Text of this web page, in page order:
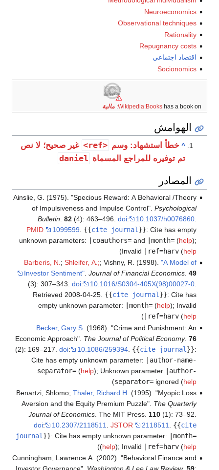
Neuroeconomics
Observational techniques
Rationality
Repugnancy costs
اقتصاد اجتماعي
Socionomics
Wikipedia:Bookshas a book on: مالية
الهوامش
^ خطأ استشهاد: وسم <ref>
غير صحيح؛ لا نص
تم توفيره للمراجع المسماة daniel
المصادر
Ainslie, G. (1975). "Specious Reward: A Behavioral /Theory
of Impulsiveness and Impulse Control". Psychological
Bulletin 82(4): 463–496. doi: 10.1037/h0076860.
PMID
1099599 {{cite journal }}: Cite has empty
unknown parameters:
|coauthors=and |month=(help);
Invalid
|ref=harv(help
)
Barberis, N.; Shleifer, A.;; Vishny, R. (1998). "A Model of
Investor Sentiment". Journal of Financial Economics. 49
(3): 307–343. doi: 10.1016/S0304-405X(98)00027-0.
Retrieved 2008-04-25. {{cite journal}}: Cite has
empty unknown parameter:
|month=(help); Invalid
|ref=harv(help
)
Becker, Gary S. (1968). "Crime and Punishment: An
Economic Approach". The Journal of Political Economy. 76
(2): 169–217. doi: 10.1086/259394. {{cite journal }}:
Cite has empty unknown parameter: |author-name-
separator=(help); Unknown parameter |author-
separator=ignored (help
)
Benartzi, Shlomo; Thaler, Richard H. (1995). "Myopic Loss
Aversion and the Equity Premium Puzzle". The Quarterly
Journal of Economics. The MIT Press. 110(1): 73–92.
doi: 10.2307/2118511 JSTOR 2118511 {{cite
journal }}: Cite has empty unknown parameter:
|month=
(help); Invalid |ref=harv(help
)
Cunningham, Lawrence A. (2002). "Behavioral Finance and